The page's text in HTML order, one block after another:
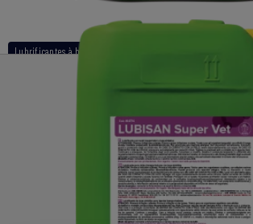
Lubrificantes à base de aminas